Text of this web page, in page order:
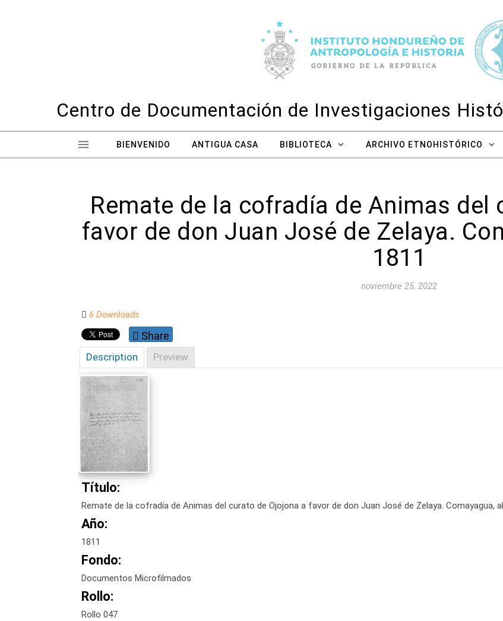
Centro de Documentación de Investigaciones
BIENVENIDO ANTIGUA CASA BIBLIOTECA ARCHIVO ETNOHISTÓRICO
Remate de la cofradía de Animas del
favor de don Juan José de Zelaya.
1811
noviembre 25, 2022
6 Downloads
Share
Description Preview
Título:
Remate de la cofradía de Animas del curato de Ojojona a favor de don Juan José de Zelaya. Comayagua,
Año:
1811
Fondo:
Documentos Microfilmados
Rollo:
Rollo 047